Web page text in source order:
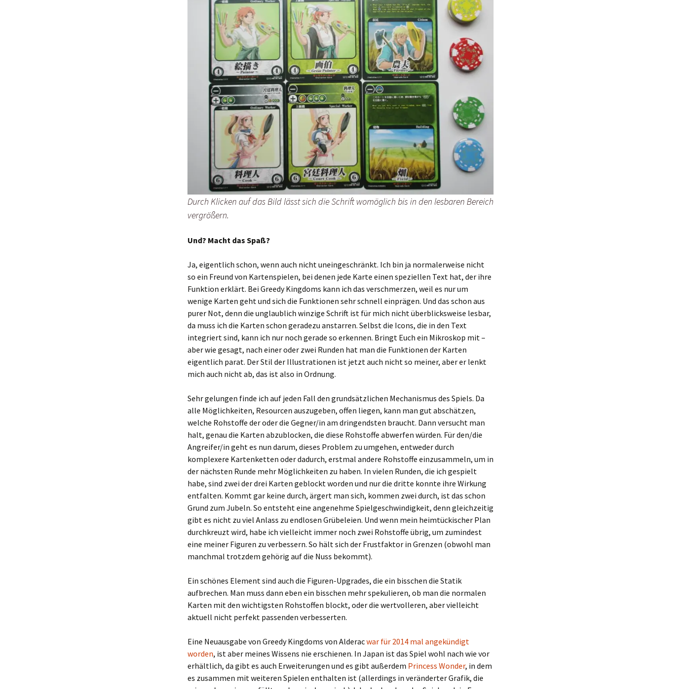
Durch Klicken auf das Bild lässt sich die Schrift womöglich bis in den lesbaren Bereich
vergrößern.
Und? Macht das Spaß?
Ja, eigentlich schon, wenn auch nicht uneingeschränkt. Ich bin ja normalerweise nicht
so ein Freund von Kartenspielen, bei denen jede Karte einen speziellen Text hat, der ihre
Funktion erklärt. Bei Greedy Kingdoms kann ich das verschmerzen, weil es nur um
wenige Karten geht und sich die Funktionen sehr schnell einprägen. Und das schon aus
purer Not, denn die unglaublich winzige Schrift ist für mich nicht überblicksweise lesbar,
da muss ich die Karten schon geradezu anstarren. Selbst die Icons, die in den Text
integriert sind, kann ich nur noch gerade so erkennen. Bringt Euch ein Mikroskop mit –
aber wie gesagt, nach einer oder zwei Runden hat man die Funktionen der Karten
eigentlich parat. Der Stil der Illustrationen ist jetzt auch nicht so meiner, aber er lenkt
mich auch nicht ab, das ist also in Ordnung.
Sehr gelungen finde ich auf jeden Fall den grundsätzlichen Mechanismus des Spiels. Da
alle Möglichkeiten, Resourcen auszugeben, offen liegen, kann man gut abschätzen,
welche Rohstoffe der oder die Gegner/in am dringendsten braucht. Dann versucht man
halt, genau die Karten abzublocken, die diese Rohstoffe abwerfen würden. Für den/die
Angreifer/in geht es nun darum, dieses Problem zu umgehen, entweder durch
komplexere Kartenketten oder dadurch, erstmal andere Rohstoffe einzusammeln, um in
der nächsten Runde mehr Möglichkeiten zu haben. In vielen Runden, die ich gespielt
habe, sind zwei der drei Karten geblockt worden und nur die dritte konnte ihre Wirkung
entfalten. Kommt gar keine durch, ärgert man sich, kommen zwei durch, ist das schon
Grund zum Jubeln. So entsteht eine angenehme Spielgeschwindigkeit, denn gleichzeitig
gibt es nicht zu viel Anlass zu endlosen Grübeleien. Und wenn mein heimtückischer Plan
durchkreuzt wird, habe ich vielleicht immer noch zwei Rohstoffe übrig, um zumindest
eine meiner Figuren zu verbessern. So hält sich der Frustfaktor in Grenzen (obwohl man
manchmal trotzdem gehörig auf die Nuss bekommt).
Ein schönes Element sind auch die Figuren-Upgrades, die ein bisschen die Statik
aufbrechen. Man muss dann eben ein bisschen mehr spekulieren, ob man die normalen
Karten mit den wichtigsten Rohstoffen blockt, oder die wertvolleren, aber vielleicht
aktuell nicht perfekt passenden verbesserten.
Eine Neuausgabe von Greedy Kingdoms von Alderacwar für 2014 mal angekündigt
worden, ist aber meines Wissens nie erschienen. In Japan ist das Spiel wohl nach wie vor
erhältlich, da gibt es auch Erweiterungen und es gibt außerdem Princess Wonder, in dem
es zusammen mit weiteren Spielen enthalten ist (allerdings in veränderter Grafik, die